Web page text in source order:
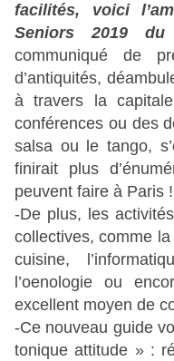
facilités, voici
Seniors 2019
communiqué de
d’antiquités,
à travers la
conférences ou des
salsa ou le tango,
finirait plus
peuvent faire à Paris !
-De plus, les
collectives, comme
cuisine,
l’oenologie ou
excellent moyen de
-Ce nouveau guide
tonique attitude » :